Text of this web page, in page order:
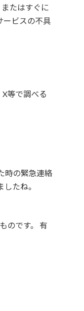
たはすぐに
ービスの不具
等で調べる
時の緊急連絡
たね。
のです。 有